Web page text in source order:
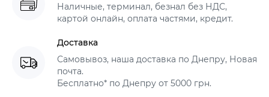
Наличные, терминал, безнал без НДС,
картой онлайн, оплата частями, кредит.
Доставка
Самовывоз, наша доставка по Днепру, Новая
почта.
Бесплатно* по Днепру от 5000 грн.